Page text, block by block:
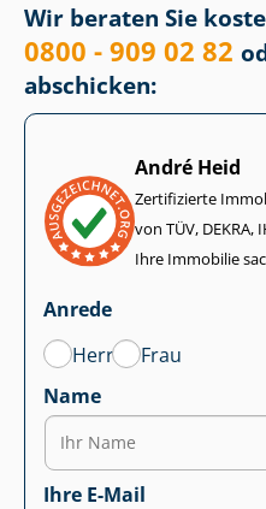
Wir beraten Sie
0800 - 909 02 82
abschicken:
André Heid
Zertifizierte
von TÜV, DEKRA,
Ihre Immobilie
Anrede
Herr
Frau
Name
Ihre E-Mail